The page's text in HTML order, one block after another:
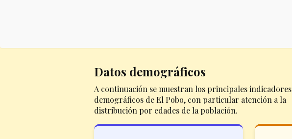
Datos demográficos
A continuación se muestran los principales indicadores
demográficos de El Pobo, con particular atención a la
distribución por edades de la población.